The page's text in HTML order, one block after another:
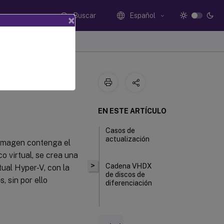
Buscar Español
contenga el
virtual, se crea una
Hyper-V, con la
sin por ello
>
EN ESTE ARTÍCULO
Casos de
actualización
Cadena VHDX
de discos de
diferenciación
×